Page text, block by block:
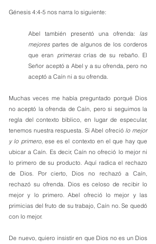
Génesis 4:4-5 nos narra lo siguiente:
Abel también presentó una ofrenda: las
mejores partes de algunos de los corderos
que eran primeras crías de su rebaño. El
Señor aceptó a Abel y a su ofrenda, pero no
aceptó a Caín ni a su ofrenda.
Muchas veces me había preguntado porqué Dios
no aceptó la ofrenda de Caín, pero si seguimos la
regla del contexto bíblico, en lugar de especular,
tenemos nuestra respuesta. Si Abel ofreció lo mejor
y lo primero, ese es el contexto en el que hay que
ubicar a Caín. Es decir, Caín no ofreció lo mejor ni
lo primero de su producto. Aquí radica el rechazo
de Dios. Por cierto, Dios no rechazó a Caín,
rechazó su ofrenda. Dios es celoso de recibir lo
mejor y lo primero. Abel ofreció lo mejor y las
primicias del fruto de su trabajo, Caín no. Se quedó
con lo mejor.
De nuevo, quiero insistir en que Dios no es un Dios